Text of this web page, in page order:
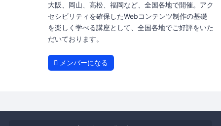
大阪、岡山、高松、福岡など、全国各地で開催。アク
セシビリティを確保したWebコンテンツ制作の基礎
を楽しく学べる講座として、全国各地でご好評をいた
だいております。
メンバーになる